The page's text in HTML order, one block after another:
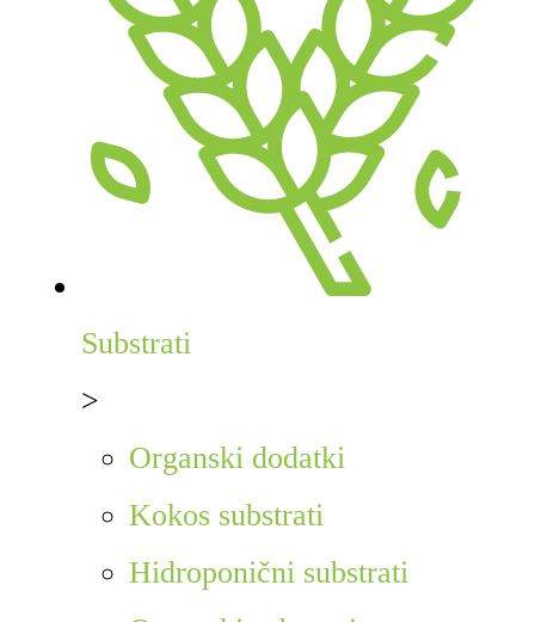
Substrati
>
Organski dodatki
Kokos substrati
Hidroponični substrati